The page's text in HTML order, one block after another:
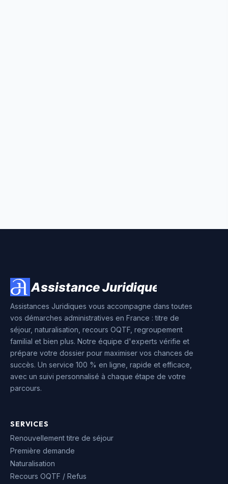
Assistances Juridiques vous accompagne dans toutes
vos démarches administratives en France : titre de
séjour, naturalisation, recours OQTF, regroupement
familial et bien plus. Notre équipe d'experts vérifie et
prépare votre dossier pour maximiser vos chances de
succès. Un service 100 % en ligne, rapide et efficace,
avec un suivi personnalisé à chaque étape de votre
parcours.
SERVICES
Renouvellement titre de séjour
Première demande
Naturalisation
Recours OQTF / Refus